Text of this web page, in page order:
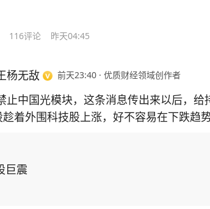
116评论 昨天04:45
杨无敌 前天23:40 · 优质财经领域创作者
止中国光模块，这条消息传出来以后，给
着外围科技股上涨，好不容易在下跌趋
，解读成利好美股光模块，才导致隔夜
面对这种利空消息是很难挺起脊梁的。
巨震